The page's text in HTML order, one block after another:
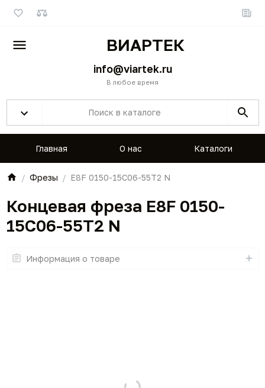
ВИАРТЕК
info@viartek.ru
В любое время
Главная О нас Каталоги
Фрезы E8F 0150-15C06-55T2 N
Концевая фреза E8F 0150-
15C06-55T2 N
Информация о товаре